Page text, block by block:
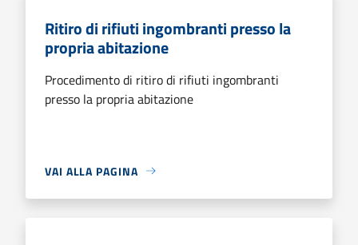
Ritiro di rifiuti ingombranti presso la
propria abitazione
Procedimento di ritiro di rifiuti ingombranti
presso la propria abitazione
VAI ALLA PAGINA